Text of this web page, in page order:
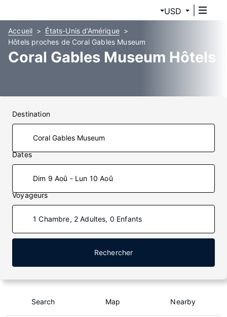
USD
Accueil
États-Unis d’Amérique
Hôtels proches de Coral Gables Museum
Coral Gables Museum Hôtels
Destination
Dates
Dim 9 Aoû - Lun 10 Aoû
Voyageurs
1 Chambre, 2 Adultes, 0 Enfants
Rechercher
Search Map Nearby